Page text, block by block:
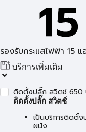
รองรับกระแสไฟฟ้า 15
บริการเพิ่มเติม
ติดตั้งปลั๊ก สวิตช์ 650
ติดตั้งปลั๊ก สวิตช์
เป็นบริการติดตั้
ผนัง